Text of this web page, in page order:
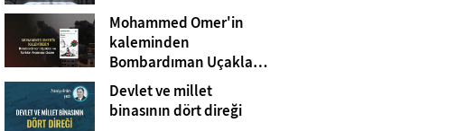
Mohammed Omer'in
kaleminden
Bombardıman Uçakları
ve Tanklar Arasında
Gazze
Devlet ve millet
binasının dört direği